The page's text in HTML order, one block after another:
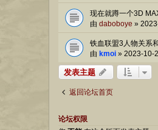
现在就蹲一个3D
由 daboboye »
铁血联盟3人物关系
由 kmoi » 2023-10-
发表主题
返回论坛首页
论坛权限